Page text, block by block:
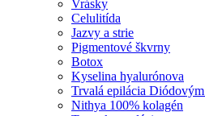
Vrásky
Celulitída
Jazvy a strie
Pigmentové škvrny
Botox
Kyselina hyalurónova
Trvalá epilácia
Nithya 100% kolagén